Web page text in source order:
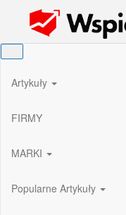
Wspieram Rozwój PL
Artykuły
FIRMY
MARKI
Popularne Artykuły